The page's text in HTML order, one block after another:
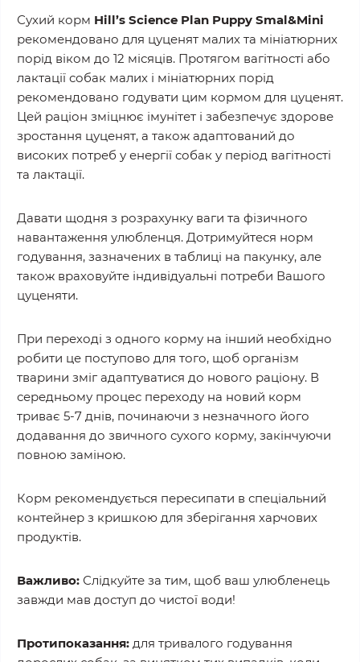
Сухий корм Hill’s Science Plan Puppy Smal&Mini
рекомендовано для цуценят малих та мініатюрних
порід віком до 12 місяців. Протягом вагітності або
лактації собак малих і мініатюрних порід
рекомендовано годувати цим кормом для цуценят.
Цей раціон зміцнює імунітет і забезпечує здорове
зростання цуценят, а також адаптований до
високих потреб у енергії собак у період вагітності
та лактації.
Давати щодня з розрахунку ваги та фізичного
навантаження улюбленця. Дотримуйтеся норм
годування, зазначених в таблиці на пакунку, але
також враховуйте індивідуальні потреби Вашого
цуценяти.
При переході з одного корму на інший необхідно
робити це поступово для того, щоб організм
тварини зміг адаптуватися до нового раціону. В
середньому процес переходу на новий корм
триває 5-7 днів, починаючи з незначного його
додавання до звичного сухого корму, закінчуючи
повною заміною.
Корм рекомендується пересипати в спеціальний
контейнер з кришкою для зберігання харчових
продуктів.
Важливо: Слідкуйте за тим, щоб ваш улюбленець
завжди мав доступ до чистої води!
Протипоказання: для тривалого годування